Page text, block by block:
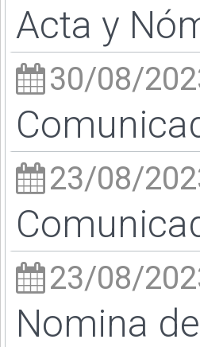
Acta y
30/08/
23/08/
23/08/
Nomina